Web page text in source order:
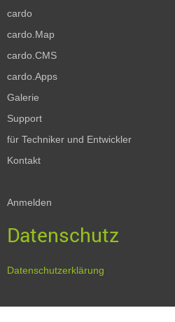
cardo
cardo.Map
cardo.CMS
cardo.Apps
Galerie
Support
für Techniker und Entwickler
Kontakt
Anmelden
Datenschutz
Datenschutzerklärung